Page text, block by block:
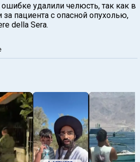
удалили челюсть, так как в
пациента с опасной опухолью,
della Sera.